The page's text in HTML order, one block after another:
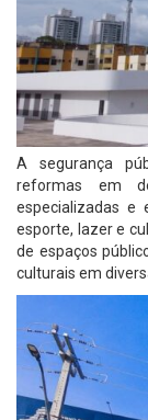
A segurança
reformas em
especializadas e
esporte, lazer e
de espaços
culturais em